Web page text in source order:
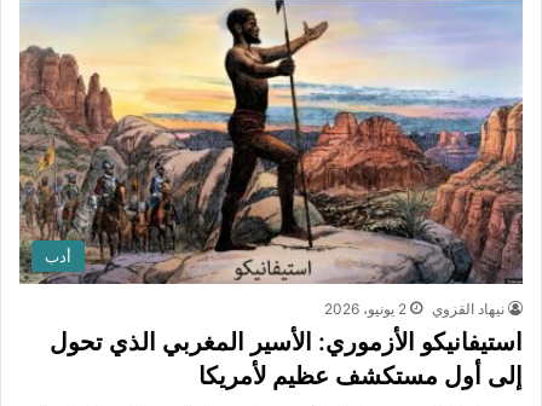
أدب
نيهاد القزوي 2 يونيو، 2026
استيفانيكو الأزموري: الأسير المغربي الذي تحول
إلى أول مستكشف عظيم لأمريكا